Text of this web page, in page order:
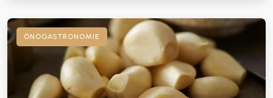
ÖNOGASTRONOMIE